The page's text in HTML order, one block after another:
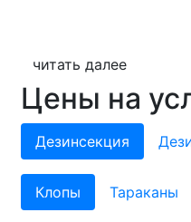
читать далее
Цены на
Дезинсекция
Клопы Тараканы